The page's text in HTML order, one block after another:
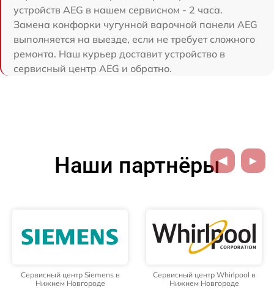
устройств AEG в нашем сервисном - 2 часа.
Замена конфорки чугунной варочной панели AEG
выполняется на выезде, если не требует сложного
ремонта. Наш курьер доставит устройство в
сервисный центр AEG и обратно.
Наши партнёры
Сервисный центр Siemens в
Нижнем Новгороде
Сервисный центр Whirlpool в
Нижнем Новгороде